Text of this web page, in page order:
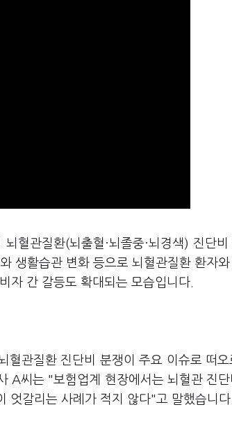
혈관질환(뇌출혈·뇌졸중·뇌경색) 진단비
생활습관 변화 등으로 뇌혈관질환 환자
자 간 갈등도 확대되는 모습입니다.
혈관질환 진단비 분쟁이 주요 이슈로 떠오
A씨는 "보험업계 현장에서는 뇌혈관 진단
엇갈리는 사례가 적지 않다"고 말했습니다.